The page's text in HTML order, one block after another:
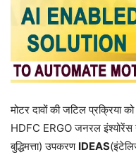
मोटर दावों की जटिल प्रक्रिया
HDFC ERGO जनरल इंश्योरेंस
बुद्धिमत्ता) उपकरण IDEAS